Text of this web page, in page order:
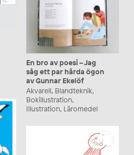
En bro av poesi – Jag
såg ett par hårda ögon
av Gunnar Ekelöf
Akvarell, Blandteknik,
Bokillustration,
Illustration, Läromedel